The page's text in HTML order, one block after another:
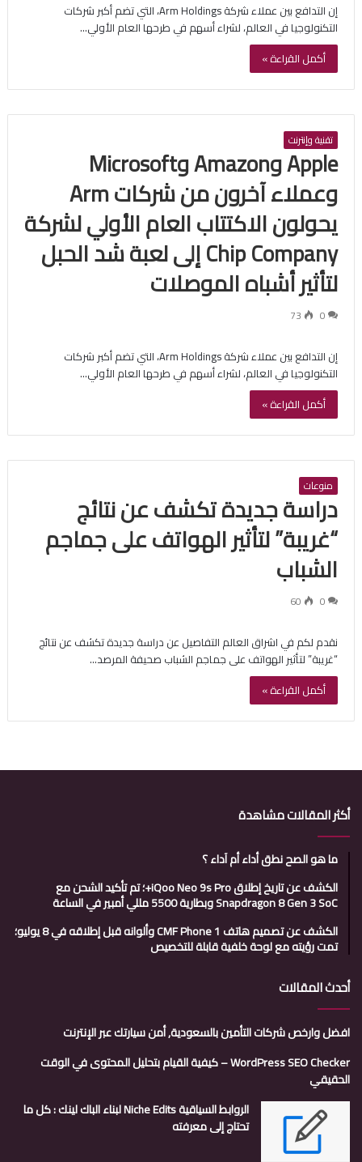
إن التدافع بين عملاء شركة Arm Holdings، التي تضم أكبر شركات
التكنولوجيا في العالم، لشراء أسهم في طرحها العام الأولي…
أكمل القراءة »
تقنية وإنترنت
Apple وAmazon وMicrosoft
وعملاء آخرون من شركات Arm
يحولون الاكتتاب العام الأولي لشركة
Chip Company إلى لعبة شد الحبل
لتأثير أشباه الموصلات
0
73
إن التدافع بين عملاء شركة Arm Holdings، التي تضم أكبر شركات
التكنولوجيا في العالم، لشراء أسهم في طرحها العام الأولي…
أكمل القراءة »
منوعات
دراسة جديدة تكشف عن نتائج
“غريبة” لتأثير الهواتف على جماجم
الشباب
0
60
نقدم لكم في اشراق العالم التفاصيل عن دراسة جديدة تكشف عن نتائج
“غريبة” لتأثير الهواتف على جماجم الشباب صحيفة المرصد…
أكمل القراءة »
أكثر المقالات مشاهدة
ما هو الصح نطق أداء أم آداء ؟
الكشف عن تاريخ إطلاق iQoo Neo 9s Pro+؛ تم تأكيد الشحن مع
Snapdragon 8 Gen 3 SoC وبطارية 5500 مللي أمبير في الساعة
الكشف عن تصميم هاتف CMF Phone 1 وألوانه قبل إطلاقه في 8 يوليو؛
تمت رؤيته مع لوحة خلفية قابلة للتخصيص
أحدث المقالات
افضل وارخص شركات التأمين بالسعودية, أمن سيارتك عبر الإنترنت
WordPress SEO Checker – كيفية القيام بتحليل المحتوى في الوقت
الحقيقي
الروابط السياقية Niche Edits لبناء الباك لينك : كل ما
تحتاج إلى معرفته